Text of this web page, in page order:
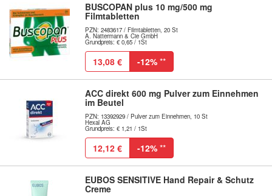
BUSCOPAN plus 10 mg/500 mg
Filmtabletten
PZN: 2483617 / Filmtabletten, 20 St
A. Nattermann & Cie GmbH
Grundpreis: € 0,65 / 1St
13,08 € -12% **
ACC direkt 600 mg Pulver zum Einnehmen
im Beutel
PZN: 13392929 / Pulver zum Einnehmen, 10 St
Hexal AG
Grundpreis: € 1,21 / 1St
12,12 € -12% **
EUBOS SENSITIVE Hand Repair & Schutz
Creme